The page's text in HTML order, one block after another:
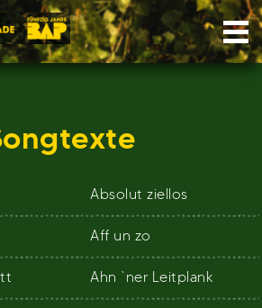
Absolut ziellos
Aff un zo
Ahn `ner Leitplank